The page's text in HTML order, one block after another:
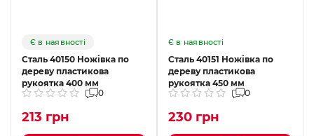
Є в наявності
Сталь 40150 Ножівка по
дереву пластикова
рукоятка 400 мм
0
213 грн
Є в наявності
Сталь 40151 Ножівка по
дереву пластикова
рукоятка 450 мм
0
230 грн